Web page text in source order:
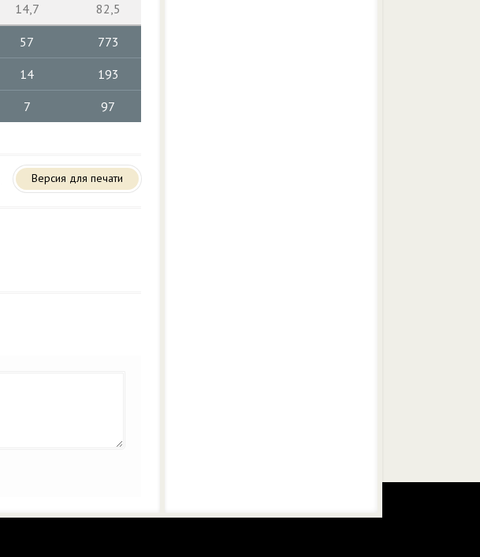
14,7 82,5
57 773
14 193
7 97
Версия для печати